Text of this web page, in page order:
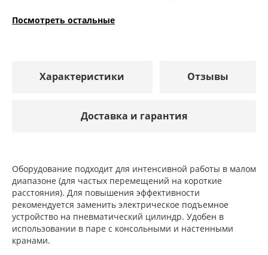
Посмотреть остальные
Характеристики Отзывы
Доставка и гарантия
Оборудование подходит для интенсивной работы в малом
диапазоне (для частых перемещений на короткие
расстояния). Для повышения эффективности
рекомендуется заменить электрическое подъемное
устройство на пневматический цилиндр. Удобен в
использовании в паре с консольными и настенными
кранами.